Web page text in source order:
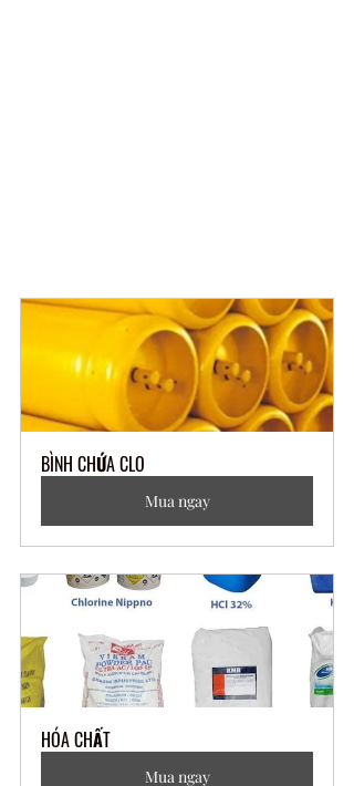
BÌNH CHỨA CLO
Mua ngay
HÓA CHẤT
Mua ngay